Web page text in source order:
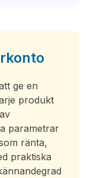
ge en
produkt
parametrar
ränta,
praktiska